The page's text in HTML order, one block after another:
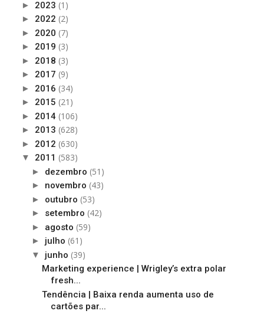
► 2023 (1)
► 2022 (2)
► 2020 (7)
► 2019 (3)
► 2018 (3)
► 2017 (9)
► 2016 (34)
► 2015 (21)
► 2014 (106)
► 2013 (628)
► 2012 (630)
▼ 2011 (583)
► dezembro (51)
► novembro (43)
► outubro (53)
► setembro (42)
► agosto (59)
► julho (61)
▼ junho (39)
Marketing experience | Wrigley’s extra polar
fresh...
Tendência | Baixa renda aumenta uso de
cartões par...